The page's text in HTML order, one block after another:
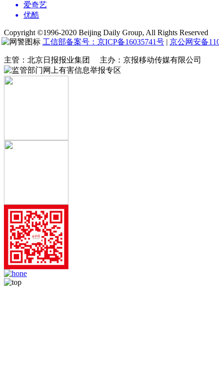
爱奇艺
优酷
Copyright ©1996-2020 Beijing Daily Group, All Rights Reserved
工信部备案号：京ICP备16035741号 | 京公网安备
主管：北京日报报业集团 主办：京报移动传媒有限公司
网上有害信息举报专区